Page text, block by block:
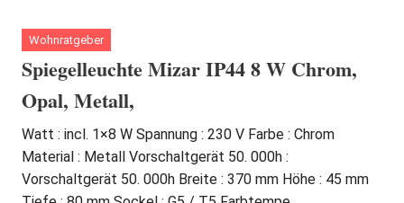
Wohnratgeber
Spiegelleuchte Mizar IP44 8 W Chrom,
Opal, Metall,
Watt : incl. 1×8 W Spannung : 230 V Farbe : Chrom
Material : Metall Vorschaltgerät 50. 000h :
Vorschaltgerät 50. 000h Breite : 370 mm Höhe : 45 mm